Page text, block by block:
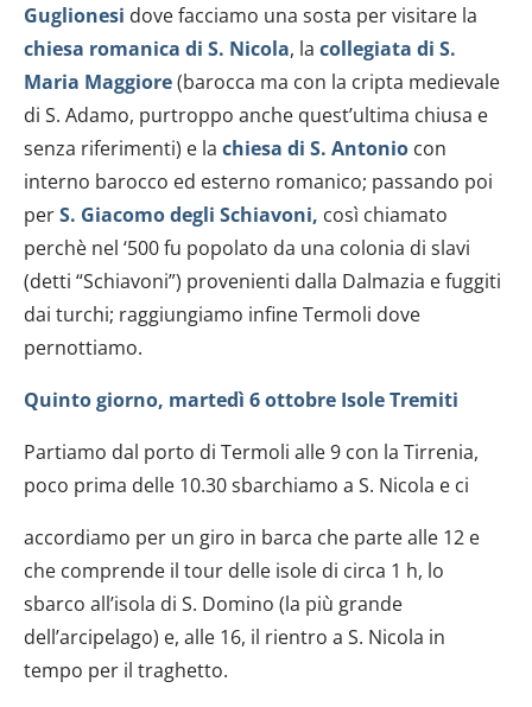
Guglionesi dove facciamo una sosta per visitare la
chiesa romanica di S. Nicola, la collegiata di S.
Maria Maggiore(barocca ma con la cripta medievale
di S. Adamo, purtroppo anche quest’ultima chiusa e
senza riferimenti) e la chiesa di S. Antonio con
interno barocco ed esterno romanico; passando poi
perS. Giacomo degli Schiavoni, così chiamato
perchè nel ‘500 fu popolato da una colonia di slavi
(detti “Schiavoni”) provenienti dalla Dalmazia e fuggiti
dai turchi; raggiungiamo infine Termoli dove
pernottiamo.
Quinto giorno, martedì 6 ottobre Isole Tremiti
Partiamo dal porto di Termoli alle 9 con la Tirrenia,
poco prima delle 10.30 sbarchiamo a S. Nicola e ci
accordiamo per un giro in barca che parte alle 12 e
che comprende il tour delle isole di circa 1 h, lo
sbarco all’isola di S. Domino (la più grande
dell’arcipelago) e, alle 16, il rientro a S. Nicola in
tempo per il traghetto.